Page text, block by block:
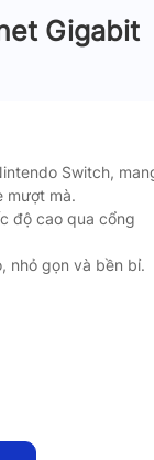
Gigabit
Switch,
mượt mà.
độ cao qua cổng
nhỏ gọn và bền bỉ.